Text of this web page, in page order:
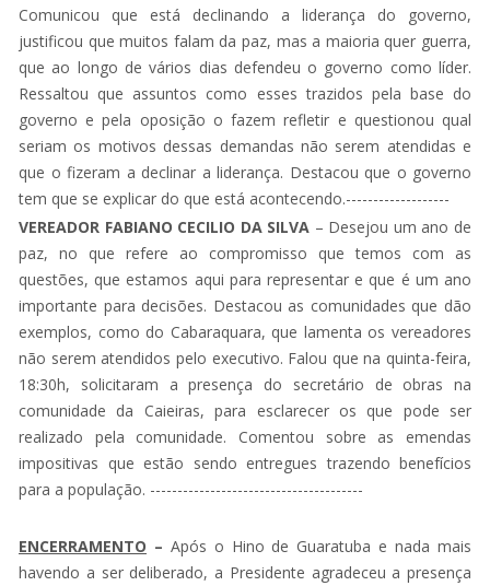
Comunicou que está declinando a liderança do governo,
justificou que muitos falam da paz, mas a maioria quer guerra,
que ao longo de vários dias defendeu o governo como líder.
Ressaltou que assuntos como esses trazidos pela base do
governo e pela oposição o fazem refletir e questionou qual
seriam os motivos dessas demandas não serem atendidas e
que o fizeram a declinar a liderança. Destacou que o governo
tem que se explicar do que está acontecendo.-------------------
VEREADOR FABIANO CECILIO DA SILVA – Desejou um ano de
paz, no que refere ao compromisso que temos com as
questões, que estamos aqui para representar e que é um ano
importante para decisões. Destacou as comunidades que dão
exemplos, como do Cabaraquara, que lamenta os vereadores
não serem atendidos pelo executivo. Falou que na quinta-feira,
18:30h, solicitaram a presença do secretário de obras na
comunidade da Caieiras, para esclarecer os que pode ser
realizado pela comunidade. Comentou sobre as emendas
impositivas que estão sendo entregues trazendo benefícios
para a população. ---------------------------------------
ENCERRAMENTO – Após o Hino de Guaratuba e nada mais
havendo a ser deliberado, a Presidente agradeceu a presença